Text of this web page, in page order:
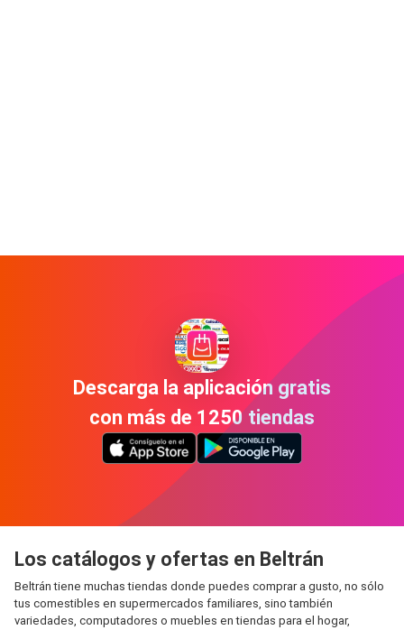
Descarga la aplicación gratis
con más de 1250 tiendas
Los catálogos y ofertas en Beltrán
Beltrán tiene muchas tiendas donde puedes comprar a gusto, no sólo
tus comestibles en supermercados familiares, sino también
variedades, computadores o muebles en tiendas para el hogar,